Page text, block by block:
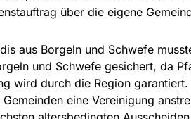
über die eigene
aus Borgeln und Schwefe
und Schwefe gesichert, da
wird durch die Region
eine Vereinigung